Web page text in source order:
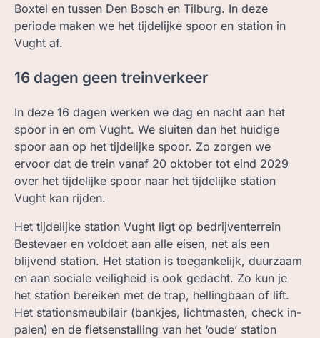
Boxtel en tussen Den Bosch en Tilburg. In deze
periode maken we het tijdelijke spoor en station in
Vught af.
16 dagen geen treinverkeer
In deze 16 dagen werken we dag en nacht aan het
spoor in en om Vught. We sluiten dan het huidige
spoor aan op het tijdelijke spoor. Zo zorgen we
ervoor dat de trein vanaf 20 oktober tot eind 2029
over het tijdelijke spoor naar het tijdelijke station
Vught kan rijden.
Het tijdelijke station Vught ligt op bedrijventerrein
Bestevaer en voldoet aan alle eisen, net als een
blijvend station. Het station is toegankelijk, duurzaam
en aan sociale veiligheid is ook gedacht. Zo kun je
het station bereiken met de trap, hellingbaan of lift.
Het stationsmeubilair (bankjes, lichtmasten, check in-
palen) en de fietsenstalling van het ‘oude’ station